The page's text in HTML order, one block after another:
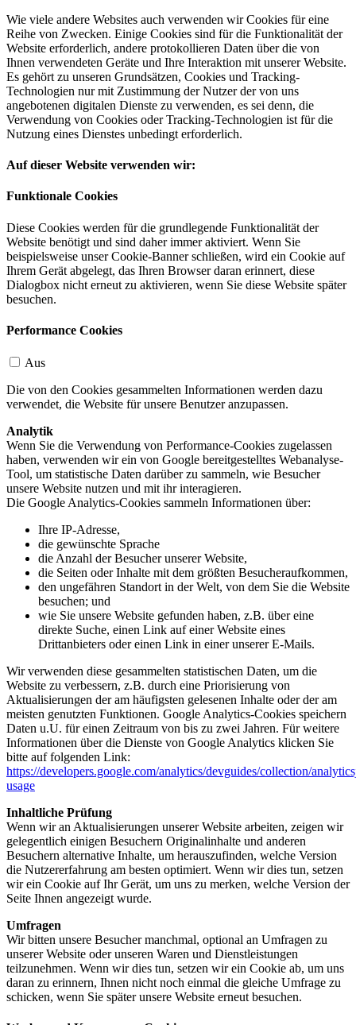
Wie viele andere Websites auch verwenden wir Cookies für eine
Reihe von Zwecken. Einige Cookies sind für die Funktionalität der
Website erforderlich, andere protokollieren Daten über die von
Ihnen verwendeten Geräte und Ihre Interaktion mit unserer Website.
Es gehört zu unseren Grundsätzen, Cookies und Tracking-
Technologien nur mit Zustimmung der Nutzer der von uns
angebotenen digitalen Dienste zu verwenden, es sei denn, die
Verwendung von Cookies oder Tracking-Technologien ist für die
Nutzung eines Dienstes unbedingt erforderlich.
Auf dieser Website verwenden wir:
Funktionale Cookies
Diese Cookies werden für die grundlegende Funktionalität der
Website benötigt und sind daher immer aktiviert. Wenn Sie
beispielsweise unser Cookie-Banner schließen, wird ein Cookie auf
Ihrem Gerät abgelegt, das Ihren Browser daran erinnert, diese
Dialogbox nicht erneut zu aktivieren, wenn Sie diese Website später
besuchen.
Performance Cookies
Aus
Die von den Cookies gesammelten Informationen werden dazu
verwendet, die Website für unsere Benutzer anzupassen.
Analytik
Wenn Sie die Verwendung von Performance-Cookies zugelassen
haben, verwenden wir ein von Google bereitgestelltes Webanalyse-
Tool, um statistische Daten darüber zu sammeln, wie Besucher
unsere Website nutzen und mit ihr interagieren.
Die Google Analytics-Cookies sammeln Informationen über:
Ihre IP-Adresse,
die gewünschte Sprache
die Anzahl der Besucher unserer Website,
die Seiten oder Inhalte mit dem größten Besucheraufkommen,
den ungefähren Standort in der Welt, von dem Sie die Website
besuchen; und
wie Sie unsere Website gefunden haben, z.B. über eine
direkte Suche, einen Link auf einer Website eines
Drittanbieters oder einen Link in einer unserer E-Mails.
Wir verwenden diese gesammelten statistischen Daten, um die
Website zu verbessern, z.B. durch eine Priorisierung von
Aktualisierungen der am häufigsten gelesenen Inhalte oder der am
meisten genutzten Funktionen. Google Analytics-Cookies speichern
Daten u.U. für einen Zeitraum von bis zu zwei Jahren. Für weitere
Informationen über die Dienste von Google Analytics klicken Sie
bitte auf folgenden Link:
https://developers.google.com/analytics/devguides/collection/
usage
Inhaltliche Prüfung
Wenn wir an Aktualisierungen unserer Website arbeiten, zeigen wir
gelegentlich einigen Besuchern Originalinhalte und anderen
Besuchern alternative Inhalte, um herauszufinden, welche Version
die Nutzererfahrung am besten optimiert. Wenn wir dies tun, setzen
wir ein Cookie auf Ihr Gerät, um uns zu merken, welche Version der
Seite Ihnen angezeigt wurde.
Umfragen
Wir bitten unsere Besucher manchmal, optional an Umfragen zu
unserer Website oder unseren Waren und Dienstleistungen
teilzunehmen. Wenn wir dies tun, setzen wir ein Cookie ab, um uns
daran zu erinnern, Ihnen nicht noch einmal die gleiche Umfrage zu
schicken, wenn Sie später unsere Website erneut besuchen.